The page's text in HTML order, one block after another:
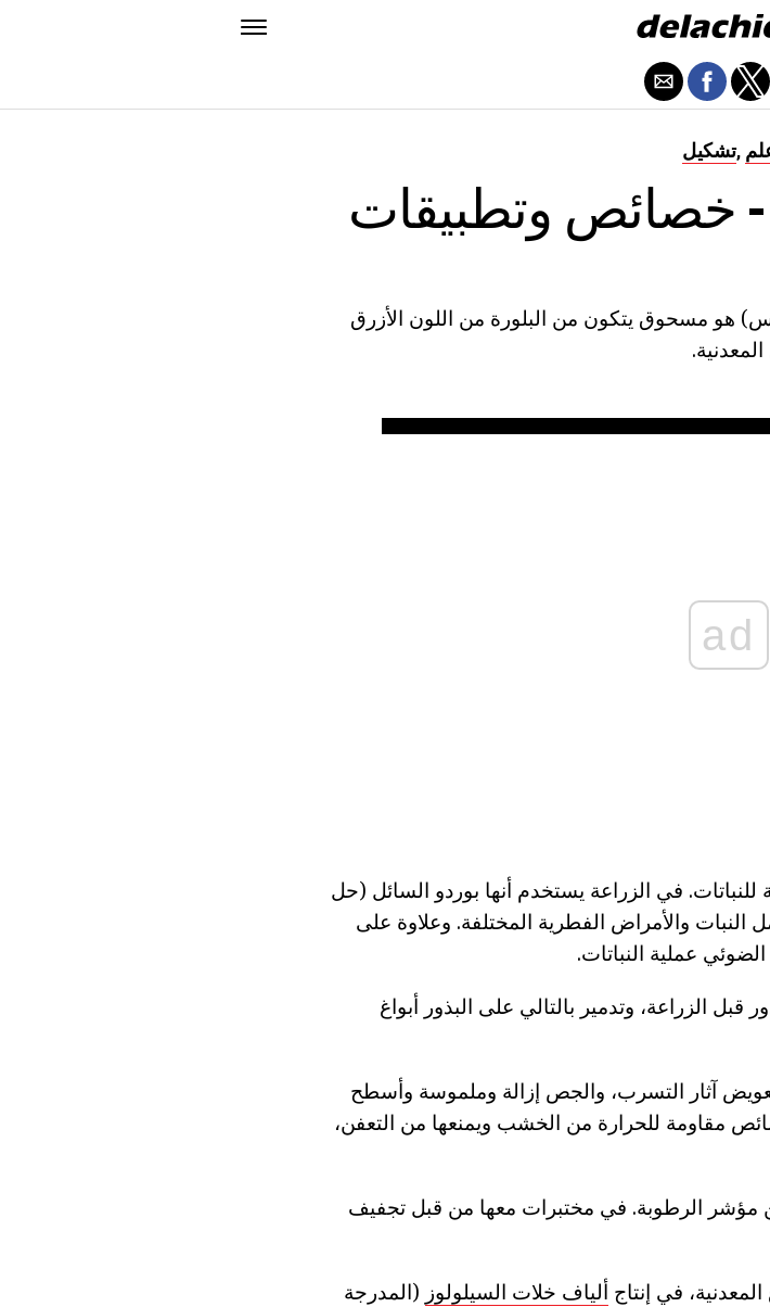
تشكيل,
- خصائص وتطبيقات
هو مسحوق يتكون من البلورة من اللون الأزرق
ad
في الزراعة يستخدم أنها بوردو السائل (حل
والأمراض الفطرية المختلفة. وعلاوة على
عملية النباتات.
الزراعة، وتدمير بالتالي على البذور أبواغ
آثار التسرب، والجص إزالة وملموسة وأسطح
مقاومة للحرارة من الخشب ويمنعها من التعفن،
مؤشر الرطوبة. في مختبرات معها من قبل تجفيف
في إنتاج ألياف خلات السيلولوز (المدرجة